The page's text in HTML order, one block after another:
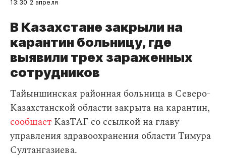
13:30 2 апреля
В Казахстане закрыли на
карантин больницу, где
выявили трех зараженных
сотрудников
Тайыншинская районная больница в Северо-
Казахстанской области закрыта на карантин,
сообщает КазТАГ со ссылкой на главу
управления здравоохранения области Тимура
Султангазиева.